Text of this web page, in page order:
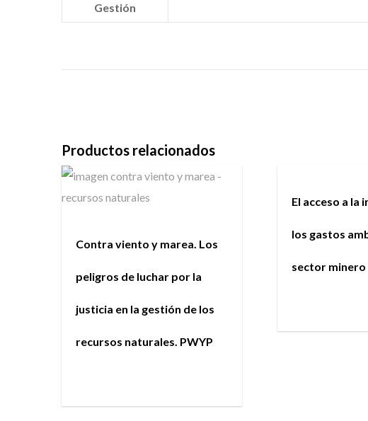
Gestión
Productos relacionados
Contra viento y marea. Los
peligros de luchar por la
justicia en la gestión de los
recursos naturales. PWYP
El acceso a la
los gastos
sector minero